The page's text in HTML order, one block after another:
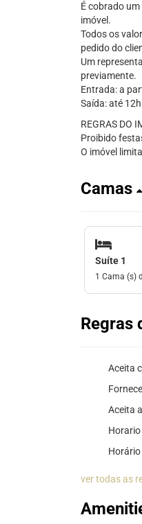
É cobrado
imóvel.
Todos os
pedido do
Um
previamente.
Entrada: a
Saída: até
REGRAS DO
Proibido
O imóvel
Camas
Suíte 1
1 Cama (s)
Regras
Aceita
Aceita
ver todas as